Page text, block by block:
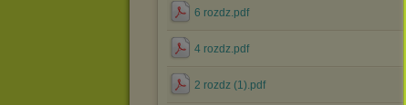
6 rozdz.pdf
4 rozdz.pdf
2 rozdz (1).pdf